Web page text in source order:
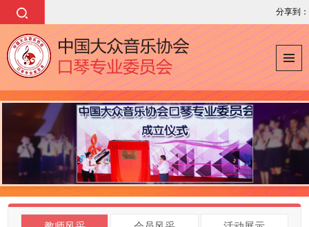
分享到：